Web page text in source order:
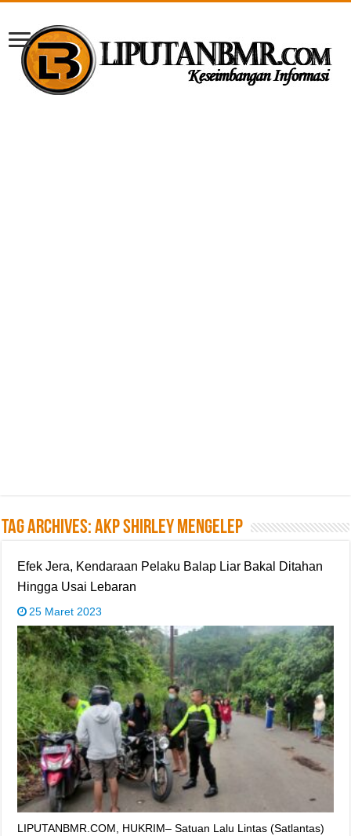
Tag Archives:AKP Shirley Mengelep
Efek Jera, Kendaraan Pelaku Balap Liar Bakal Ditahan
Hingga Usai Lebaran
25 Maret 2023
LIPUTANBMR.COM, HUKRIM– Satuan Lalu Lintas (Satlantas)